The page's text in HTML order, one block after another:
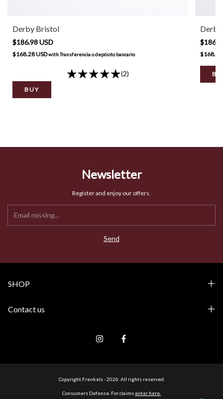
Derby Bristol
$186.98 USD
$168.28 USDwithTransferencia o depósito bancario
(2)
BUY
$168.28
Newsletter
Register and enjoy our offers.
SHOP
Contact us
Copyright Frenkels - 2026. All rights reserved.
Consumers Defense. For claims enter here.